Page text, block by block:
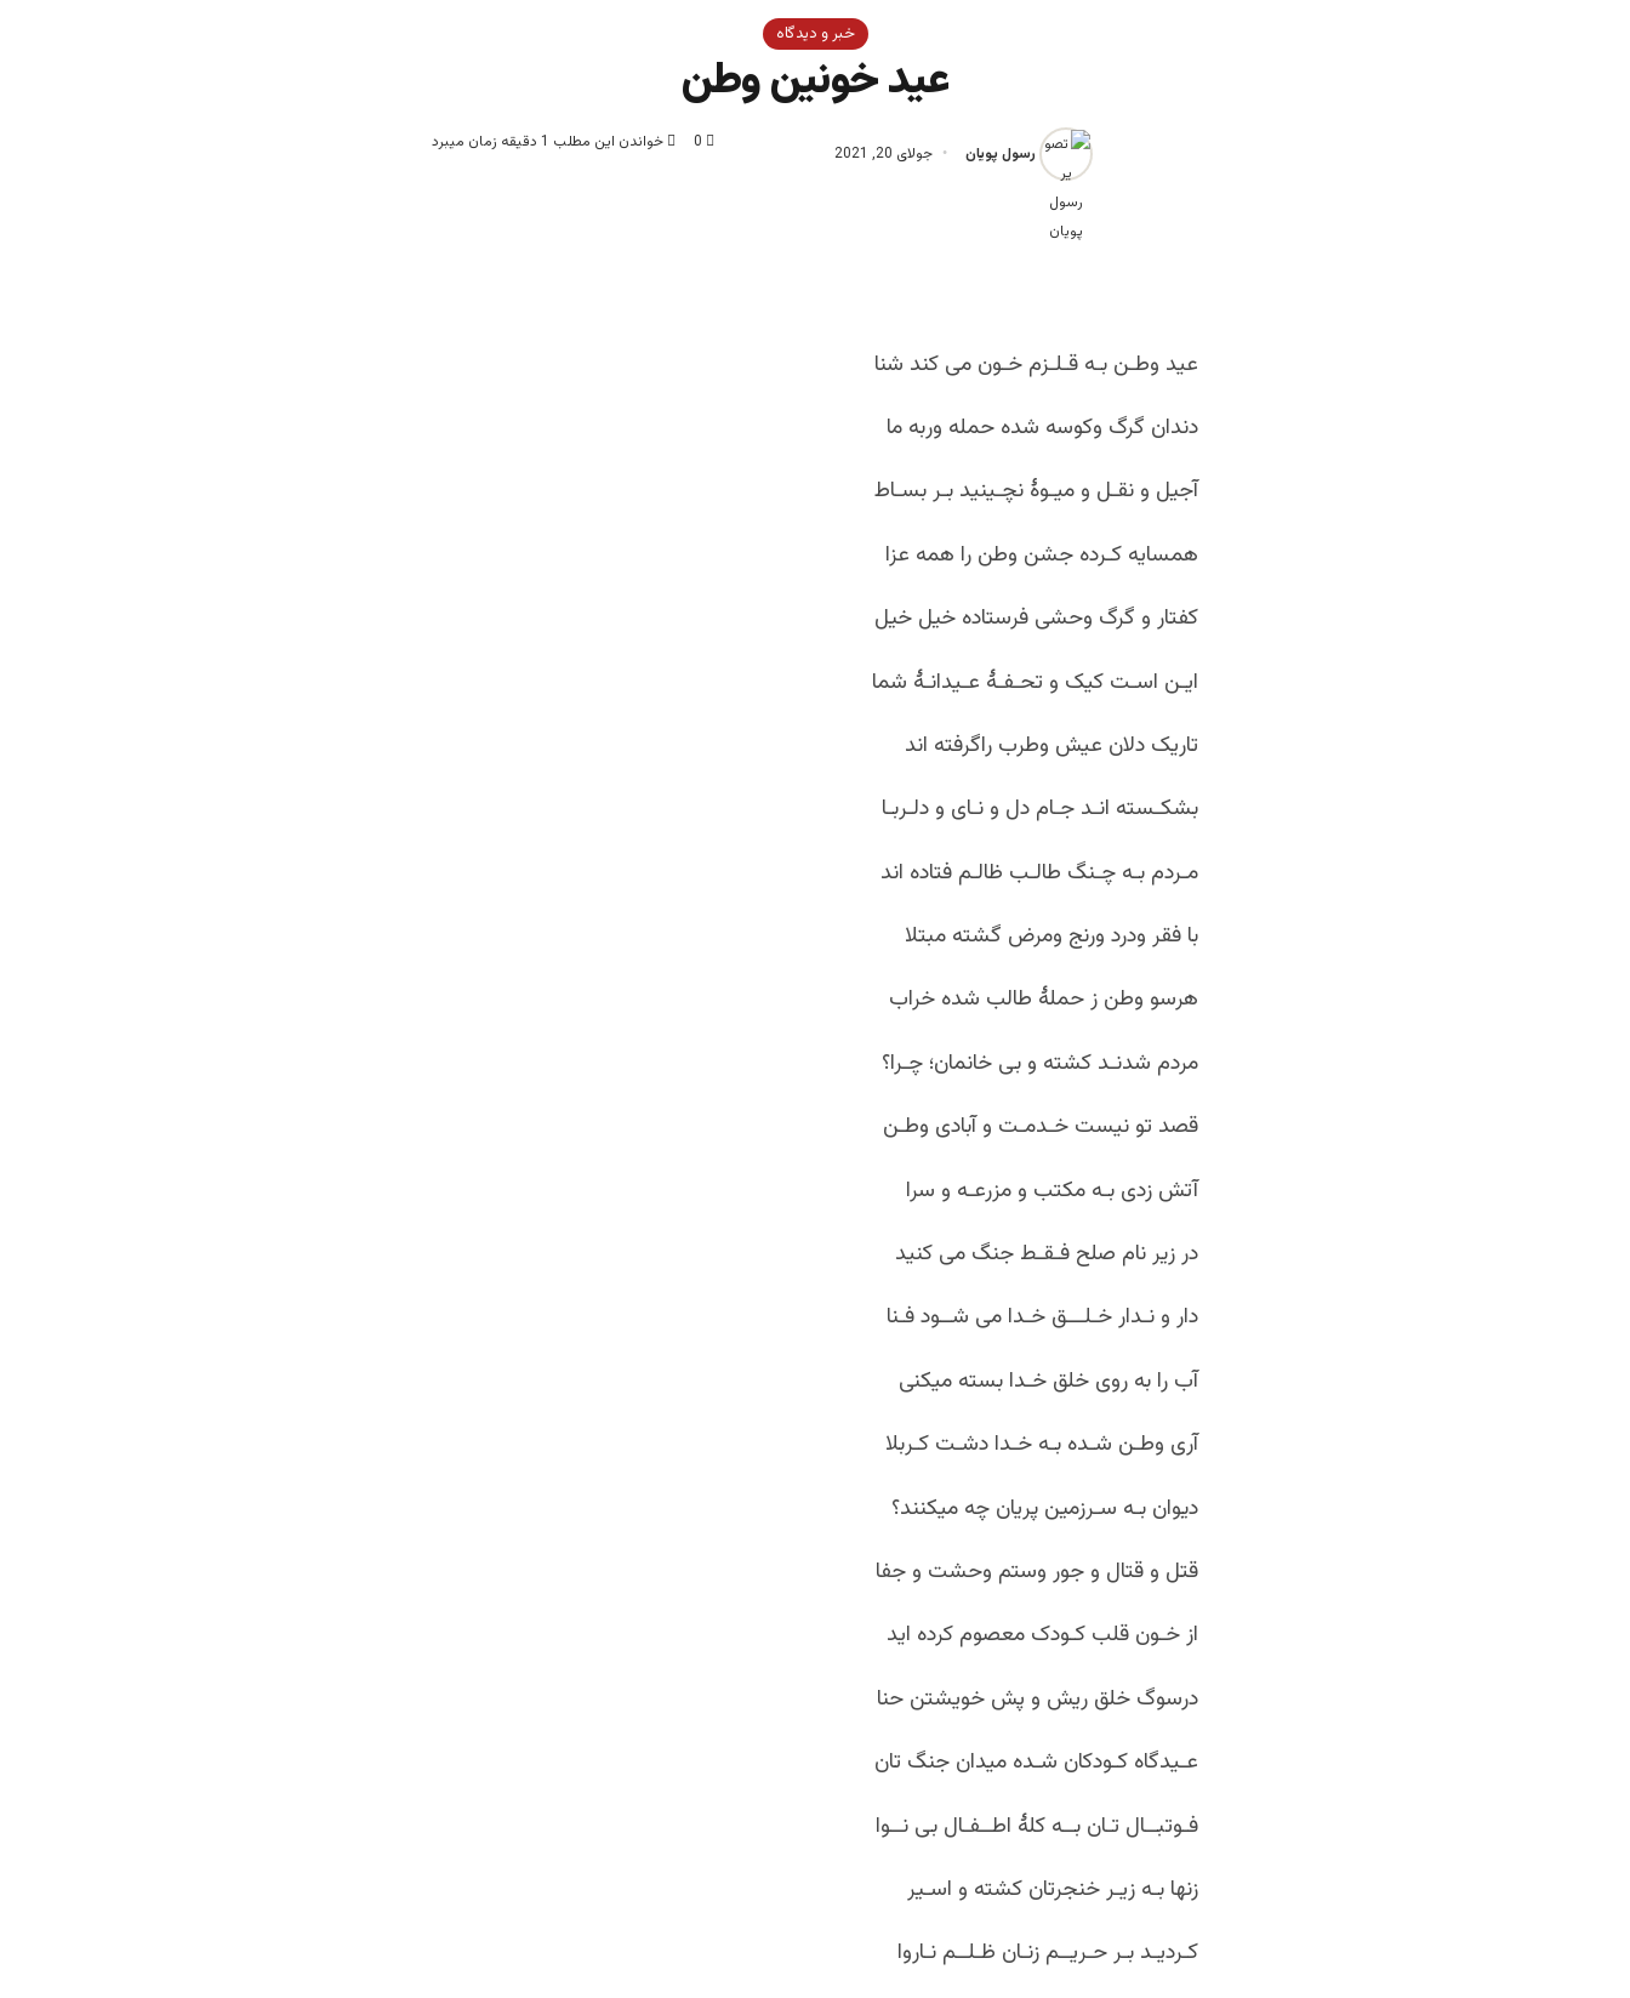
خبر و دیدگاه
عید خونین وطن
رسول پویان جولای 20, 2021
0 خواندن این مطلب 1 دقیقه زمان میبرد
عید وطـن بـه قـلـزم خـون می کند شنا
دندان گرگ وکوسه شده حمله وربه ما
آجیل و نقـل و میـوۀ نچـینید بـر بسـاط
همسایه کـرده جشن وطن را همه عزا
کفتار و گرگ وحشی فرستاده خیل خیل
ایـن اسـت کیک و تحـفـۀ عـیدانـۀ شما
تاریک دلان عیش وطرب راگرفته اند
بشکـسته انـد جـام دل و نـای و دلـربـا
مـردم بـه چـنگ طالـب ظالـم فتاده اند
با فقر ودرد ورنج ومرض گشته مبتلا
هرسو وطن ز حملۀ طالب شده خراب
مردم شدنـد کشته و بی خانمان؛ چـرا؟
قصد تو نیست خـدمـت و آبادی وطـن
آتش زدی بـه مکتب و مزرعـه و سرا
در زیر نام صلح فـقـط جنگ می کنید
دار و نـدار خـلـــق خـدا می شــود فـنا
آب را به روی خلق خـدا بسته می‏کنی
آری وطـن شـده بـه خـدا دشـت کـربلا
دیوان بـه سـرزمین پریان چه می‏کنند؟
قتل و قتال و جور وستم وحشت و جفا
از خـون قلب کـودک معصوم کرده اید
درسوگ خلق ریش و پش خویشتن حنا
عـیدگاه کـودکان شـده میدان جنگ تان
فـوتبــال تـان بــه کلۀ اطــفـال بی نــوا
زن‏ها بـه زیـر خنجرتان کشته و اسـیر
کـردیـد بـر حـریــم زنـان ظـلــم نـاروا